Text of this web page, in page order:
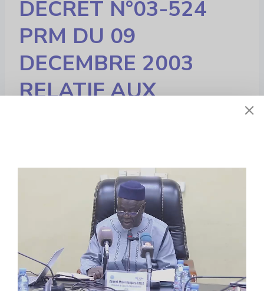
DECRET N°03-524
PRM DU 09
DECEMBRE 2003
RELATIF AUX
SAUVETAGE SAR
DES AERONEFS EN
DETRESSE. ANS